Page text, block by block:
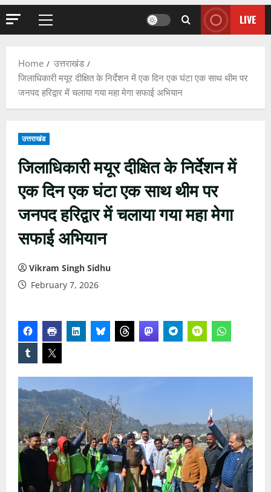
Primary
LIVE
Home
उत्तराखंड
जिलाधिकारी मयूर दीक्षित के निर्देशन में एक दिन एक घंटा एक साथ थीम पर
जनपद हरिद्वार में चलाया गया महा मेगा सफाई अभियान
उत्तराखंड
जिलाधिकारी मयूर दीक्षित के निर्देशन में
एक दिन एक घंटा एक साथ थीम पर
जनपद हरिद्वार में चलाया गया महा मेगा
सफाई अभियान
Vikram Singh Sidhu
February 7, 2026